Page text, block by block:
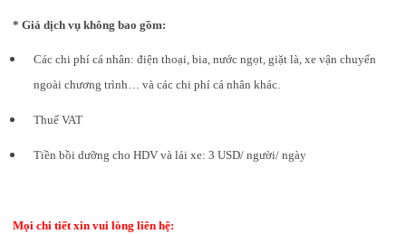
* Giá dịch vụ không bao gồm:
Các chi phí cá nhân: điện thoại, bia, nước ngọt, giặt là, xe vận chuyển
ngoài chương trình… và các chi phí cá nhân khác.
Thuế VAT
Tiền bồi dưỡng cho HDV và lái xe: 3 USD/ người/ ngày
Mọi chi tiết xin vui lòng liên hệ: